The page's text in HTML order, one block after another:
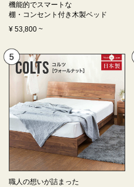
機能的でスマートな
棚・コンセント付き木製ベッド
¥ 53,800 ~
職人の想いが詰まった